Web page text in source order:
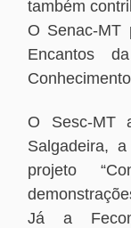
também
O Senac-MT
Encantos
O Sesc-MT
Salgadeira,
projeto
Já a